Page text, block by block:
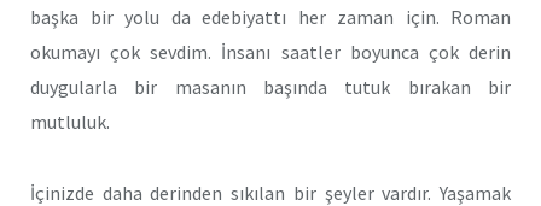
başka bir yolu da edebiyattı her zaman için. Roman
okumayı çok sevdim. İnsanı saatler boyunca çok derin
duygularla bir masanın başında tutuk bırakan bir
mutluluk.
İçinizde daha derinden sıkılan bir şeyler vardır. Yaşamak